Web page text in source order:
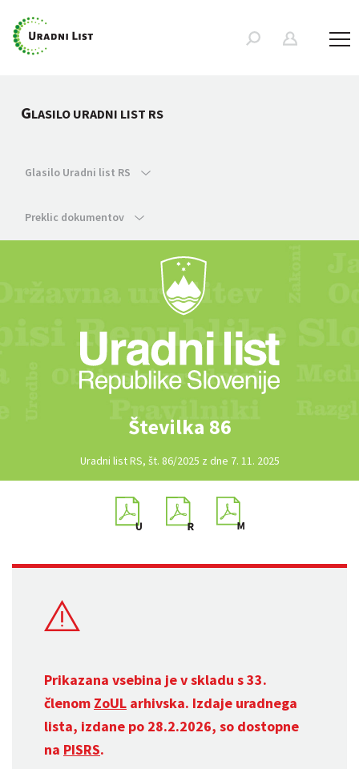
GLASILO URADNI LIST RS
Glasilo Uradni list RS
Preklic dokumentov
Številka 86
Uradni list RS, št. 86/2025 z dne 7. 11. 2025
Prikazana vsebina je v skladu s 33.
členom ZoUL arhivska. Izdaje uradnega
lista, izdane po 28.2.2026, so dostopne
na PISRS.